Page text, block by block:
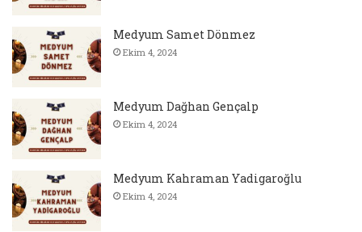
Medyum Samet Dönmez
Ekim 4, 2024
Medyum Dağhan Gençalp
Ekim 4, 2024
Medyum Kahraman Yadigaroğlu
Ekim 4, 2024